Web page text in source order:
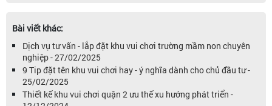
Bài viết khác:
Dịch vụ tư vấn - lắp đặt khu vui chơi trường mầm non chuyên
nghiệp - 27/02/2025
9 Tip đặt tên khu vui chơi hay - ý nghĩa dành cho chủ đầu tư -
25/02/2025
Thiết kế khu vui chơi quận 2 ưu thế xu hướng phát triển -